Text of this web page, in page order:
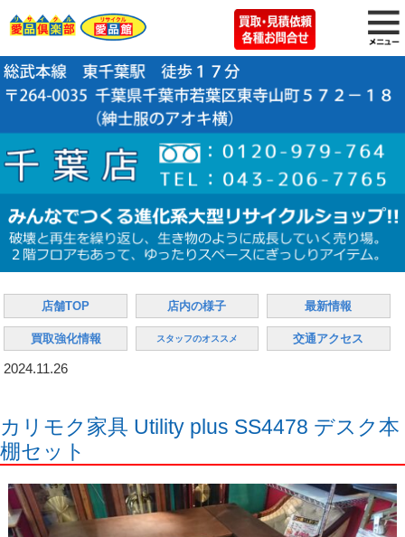
店舗TOP 店内の様子 最新情報
買取強化情報 スタッフのオススメ 交通アクセス
2024.11.26
カリモク家具 Utility plus SS4478 デスク本
棚セット